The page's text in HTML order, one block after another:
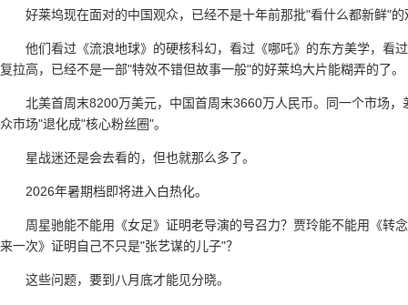
好莱坞现在面对的中国观众，已经不是十年前那批"看什么都新鲜"的
他们看过《流浪地球》的硬核科幻，看过《哪吒》的东方美学，看
复拉高，已经不是一部"特效不错但故事一般"的好莱坞大片能糊弄的了。
北美首周末8200万美元，中国首周末3660万人民币。同一个市场
众市场"退化成"核心粉丝圈"。
星战迷还是会去看的，但也就那么多了。
2026年暑期档即将进入白热化。
周星驰能不能用《女足》证明老导演的号召力？贾玲能不能用《转
来一次》证明自己不只是"张艺谋的儿子"？
这些问题，要到八月底才能见分晓。